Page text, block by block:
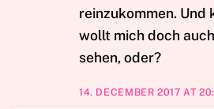
reinzukommen. Und
wollt mich doch
sehen, oder?
14. DECEMBER 2017 AT